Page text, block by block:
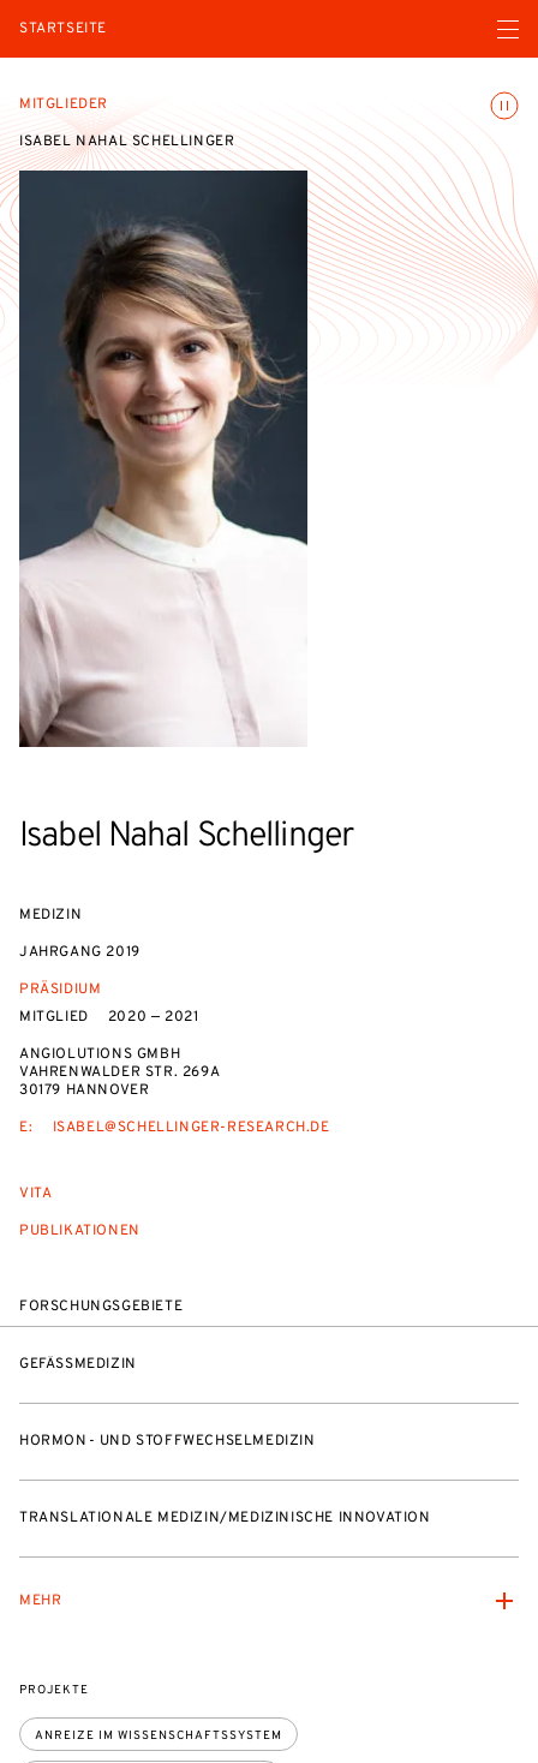
STARTSEITE Menü
MITGLIEDER
ISABEL NAHAL SCHELLINGER
Isabel Nahal Schellinger
MEDIZIN
JAHRGANG 2019
PRÄSIDIUM
MITGLIED
2020 — 2021
ANGIOLUTIONS GMBH
VAHRENWALDER STR. 269A
30179 HANNOVER
E:
ISABEL@SCHELLINGER-RESEARCH.DE
VITA
PUBLIKATIONEN
FORSCHUNGSGEBIETE
GEFÄSSMEDIZIN
HORMON- UND STOFFWECHSELMEDIZIN
TRANSLATIONALE MEDIZIN/MEDIZINISCHE INNOVATION
MEHR
PROJEKTE
ANREIZE IM WISSENSCHAFTSSYSTEM